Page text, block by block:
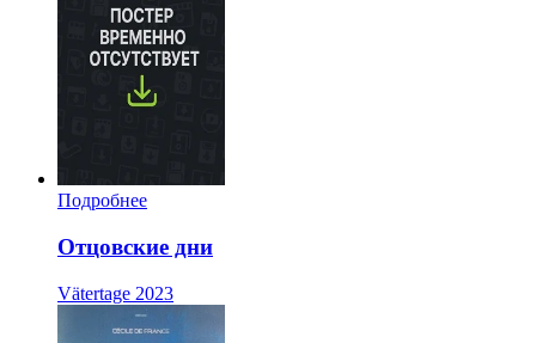
Подробнее
Отцовские дни
Vätertage 2023